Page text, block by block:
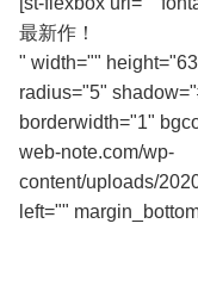
最新作！
" width=""
radius="5"
borderwidth="1"
web-note.com/wp-
content/uploads/
left=""